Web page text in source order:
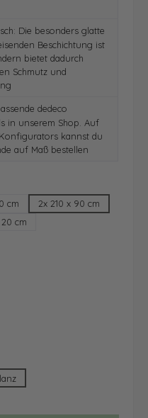
Die besonders glatte
Beschichtung ist
bietet dadurch
Schmutz und
dedeco
in unserem Shop. Auf
kannst du
auf Maß bestellen
cm
2x 210 x 90 cm
cm
nicht verfügbar.)